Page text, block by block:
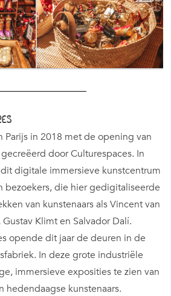
Parijs in 2018 met de opening van
door Culturespaces. In
digitale immersieve kunstcentrum
bezoekers, die hier gedigitaliseerde
van kunstenaars als Vincent van
Klimt en Salvador Dalí.
opende dit jaar de deuren in de
In deze grote industriële
immersieve exposities te zien van
hedendaagse kunstenaars.